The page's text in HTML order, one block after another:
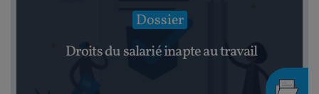
Dossier
Droits du salarié inapte au travail